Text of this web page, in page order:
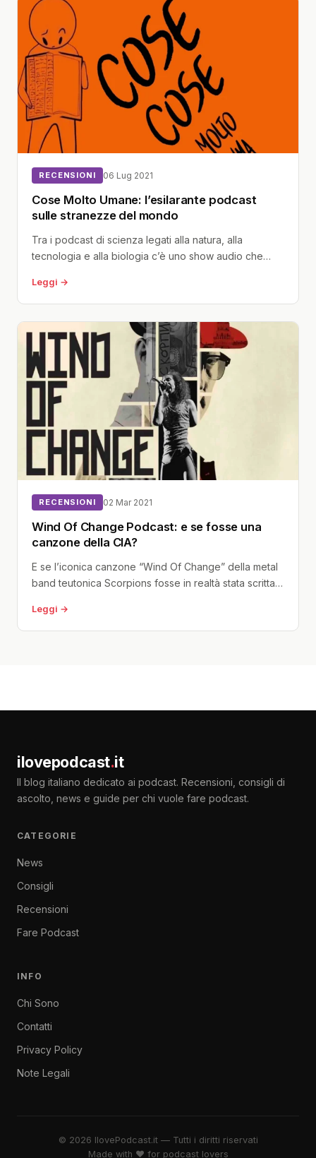
RECENSIONI 06 Lug 2021
Cose Molto Umane: l’esilarante podcast
sulle stranezze del mondo
Tra i podcast di scienza legati alla natura, alla
tecnologia e alla biologia c’è uno show audio che
Leggi →
RECENSIONI 02 Mar 2021
Wind Of Change Podcast: e se fosse una
canzone della CIA?
E se l’iconica canzone “Wind Of Change” della metal
band teutonica Scorpions fosse in realtà stata scritta
Leggi →
ilovepodcast.it
Il blog italiano dedicato ai podcast. Recensioni, consigli di
ascolto, news e guide per chi vuole fare podcast.
CATEGORIE
News
Consigli
Recensioni
Fare Podcast
INFO
Chi Sono
Contatti
Privacy Policy
Note Legali
© 2026 IlovePodcast.it — Tutti i diritti riservati
Made with ♥ for podcast lovers